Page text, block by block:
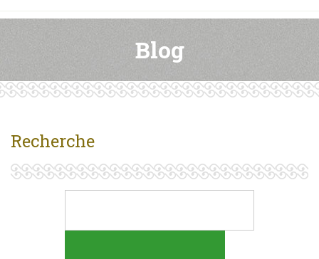
Blog
Recherche